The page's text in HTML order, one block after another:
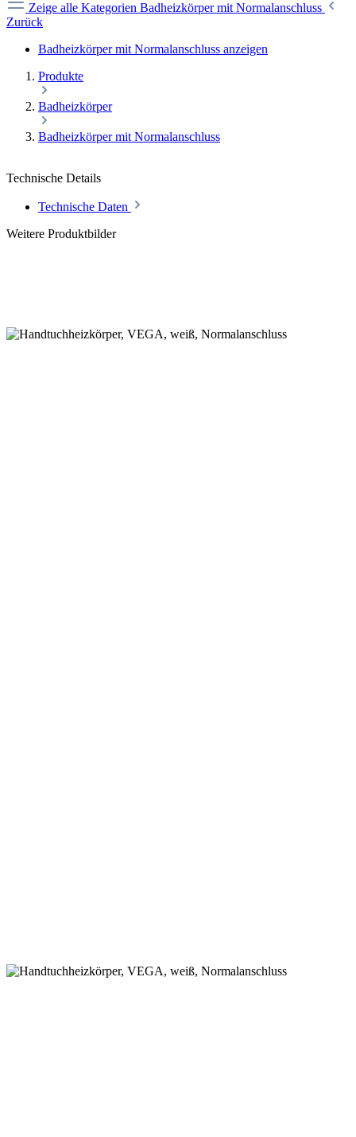
Zeige alle Kategorien Badheizkörper mit Normalanschluss
Zurück
Badheizkörper mit Normalanschluss anzeigen
Produkte
Badheizkörper
Badheizkörper mit Normalanschluss
Technische Details
Technische Daten
Weitere Produktbilder